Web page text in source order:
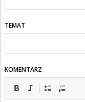
TEMAT
KOMENTARZ